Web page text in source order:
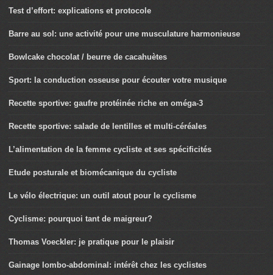
Test d’effort: explications et protocole
Barre au sol: une activité pour une musculature harmonieuse
Bowlcake chocolat / beurre de cacahuètes
Sport: la conduction osseuse pour écouter votre musique
Recette sportive: gaufre protéinée riche en oméga-3
Recette sportive: salade de lentilles et multi-céréales
L’alimentation de la femme cycliste et ses spécificités
Etude posturale et biomécanique du cycliste
Le vélo électrique: un outil atout pour le cyclisme
Cyclisme: pourquoi tant de maigreur?
Thomas Voeckler: je pratique pour le plaisir
Gainage lombo-abdominal: intérêt chez les cyclistes